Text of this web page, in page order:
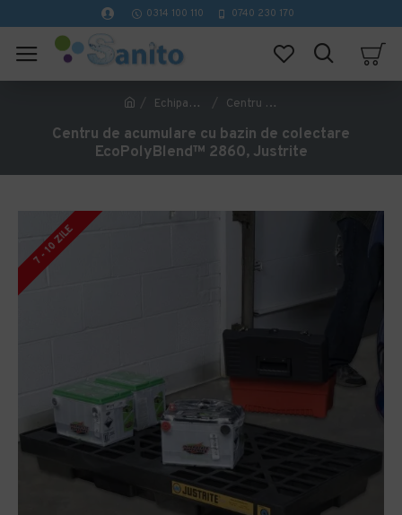
0314 100 110 0740 230 170
Echipamente pentru siguranta si protectia muncii Centru de acumulare cu bazin de colectare EcoPolyBlend™ 2860, Justrite
Centru de acumulare cu bazin de colectare
EcoPolyBlend™ 2860, Justrite
7 - 10 ZILE